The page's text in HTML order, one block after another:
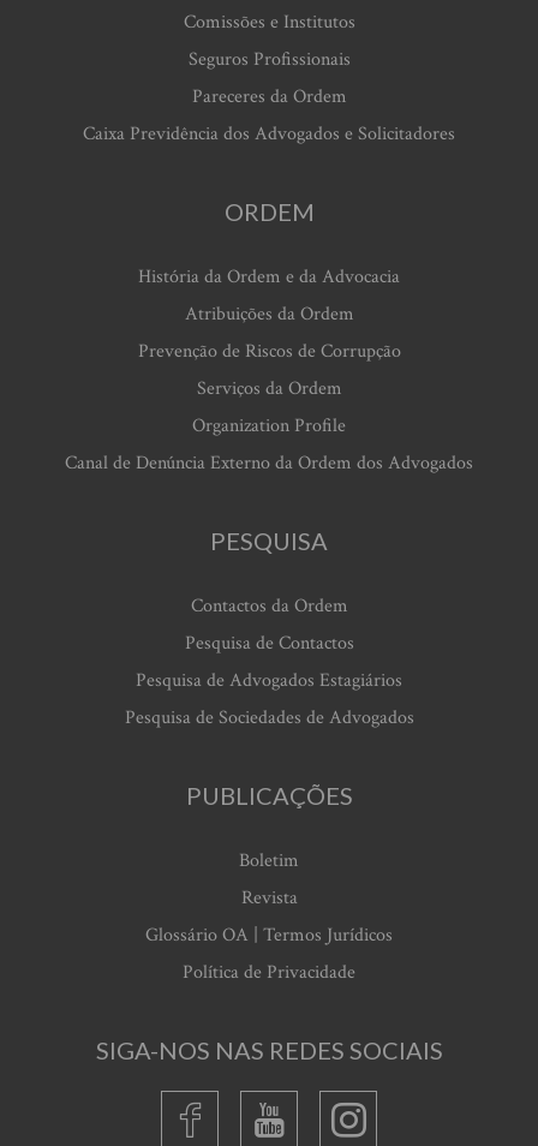
Comissões e Institutos
Seguros Profissionais
Pareceres da Ordem
Caixa Previdência dos Advogados e Solicitadores
ORDEM
História da Ordem e da Advocacia
Atribuições da Ordem
Prevenção de Riscos de Corrupção
Serviços da Ordem
Organization Profile
Canal de Denúncia Externo da Ordem dos Advogados
PESQUISA
Contactos da Ordem
Pesquisa de Contactos
Pesquisa de Advogados Estagiários
Pesquisa de Sociedades de Advogados
PUBLICAÇÕES
Boletim
Revista
Glossário OA | Termos Jurídicos
Política de Privacidade
SIGA-NOS NAS REDES SOCIAIS